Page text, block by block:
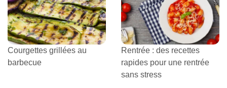
Courgettes grillées au
barbecue
Rentrée : des recettes
rapides pour une rentrée
sans stress